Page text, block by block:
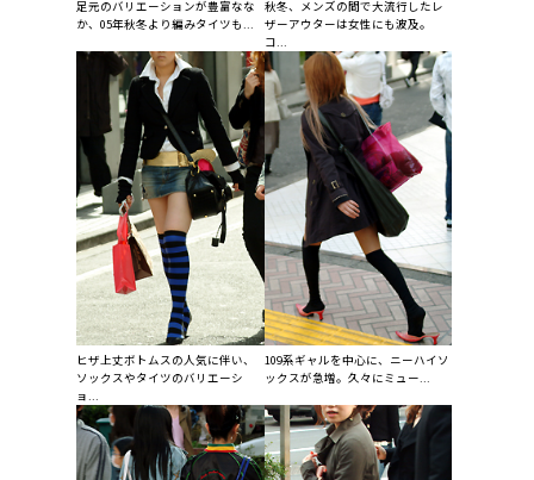
足元のバリエーションが豊富なな
か、05年秋冬より編みタイツも...
秋冬、メンズの間で大流行したレ
ザーアウターは女性にも波及。
コ...
ヒザ上丈ボトムスの人気に伴い、
ソックスやタイツのバリエーシ
ョ...
109系ギャルを中心に、ニーハイソ
ックスが急増。久々にミュー...